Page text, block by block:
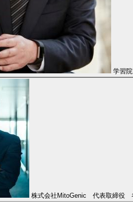
学習
株式会社MitoGenic 代表取締役